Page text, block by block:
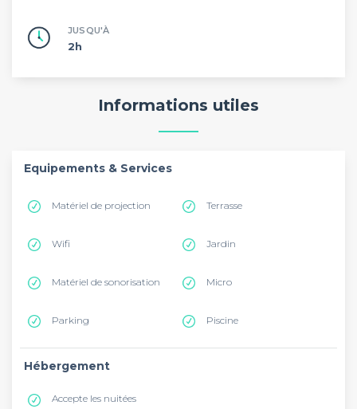
JUSQU'À
2h
Informations utiles
Equipements & Services
Matériel de projection Terrasse
Wifi Jardin
Matériel de sonorisation Micro
Parking Piscine
Hébergement
Accepte les nuitées